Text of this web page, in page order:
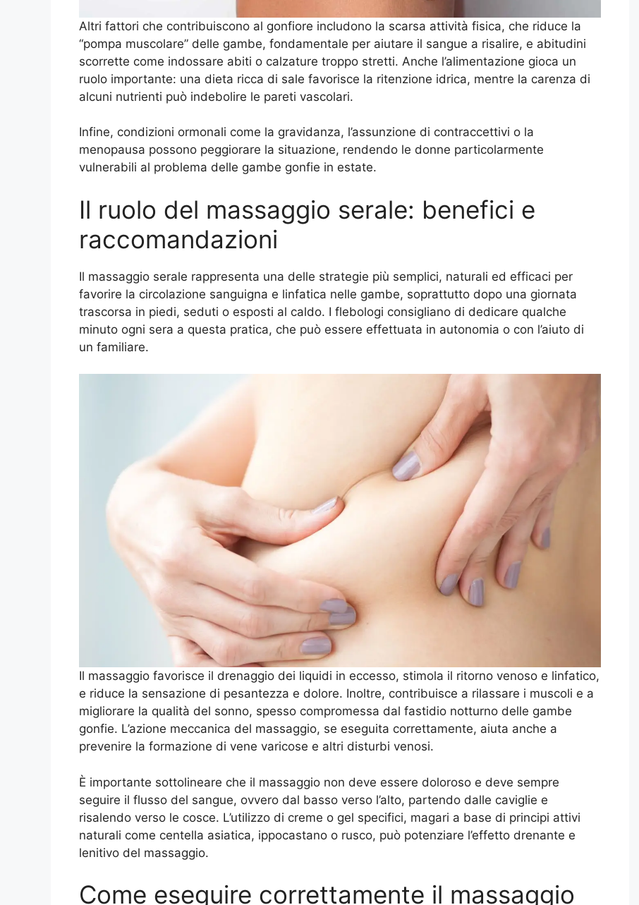
Altri fattori che contribuiscono al gonfiore includono la scarsa attività fisica, che riduce la
“pompa muscolare” delle gambe, fondamentale per aiutare il sangue a risalire, e abitudini
scorrette come indossare abiti o calzature troppo stretti. Anche l’alimentazione gioca un
ruolo importante: una dieta ricca di sale favorisce la ritenzione idrica, mentre la carenza di
alcuni nutrienti può indebolire le pareti vascolari.
Infine, condizioni ormonali come la gravidanza, l’assunzione di contraccettivi o la
menopausa possono peggiorare la situazione, rendendo le donne particolarmente
vulnerabili al problema delle gambe gonfie in estate.
Il ruolo del massaggio serale: benefici e
raccomandazioni
Il massaggio serale rappresenta una delle strategie più semplici, naturali ed efficaci per
favorire la circolazione sanguigna e linfatica nelle gambe, soprattutto dopo una giornata
trascorsa in piedi, seduti o esposti al caldo. I flebologi consigliano di dedicare qualche
minuto ogni sera a questa pratica, che può essere effettuata in autonomia o con l’aiuto di
un familiare.
Il massaggio favorisce il drenaggio dei liquidi in eccesso, stimola il ritorno venoso e linfatico,
e riduce la sensazione di pesantezza e dolore. Inoltre, contribuisce a rilassare i muscoli e a
migliorare la qualità del sonno, spesso compromessa dal fastidio notturno delle gambe
gonfie. L’azione meccanica del massaggio, se eseguita correttamente, aiuta anche a
prevenire la formazione di vene varicose e altri disturbi venosi.
È importante sottolineare che il massaggio non deve essere doloroso e deve sempre
seguire il flusso del sangue, ovvero dal basso verso l’alto, partendo dalle caviglie e
risalendo verso le cosce. L’utilizzo di creme o gel specifici, magari a base di principi attivi
naturali come centella asiatica, ippocastano o rusco, può potenziare l’effetto drenante e
lenitivo del massaggio.
Come eseguire correttamente il massaggio